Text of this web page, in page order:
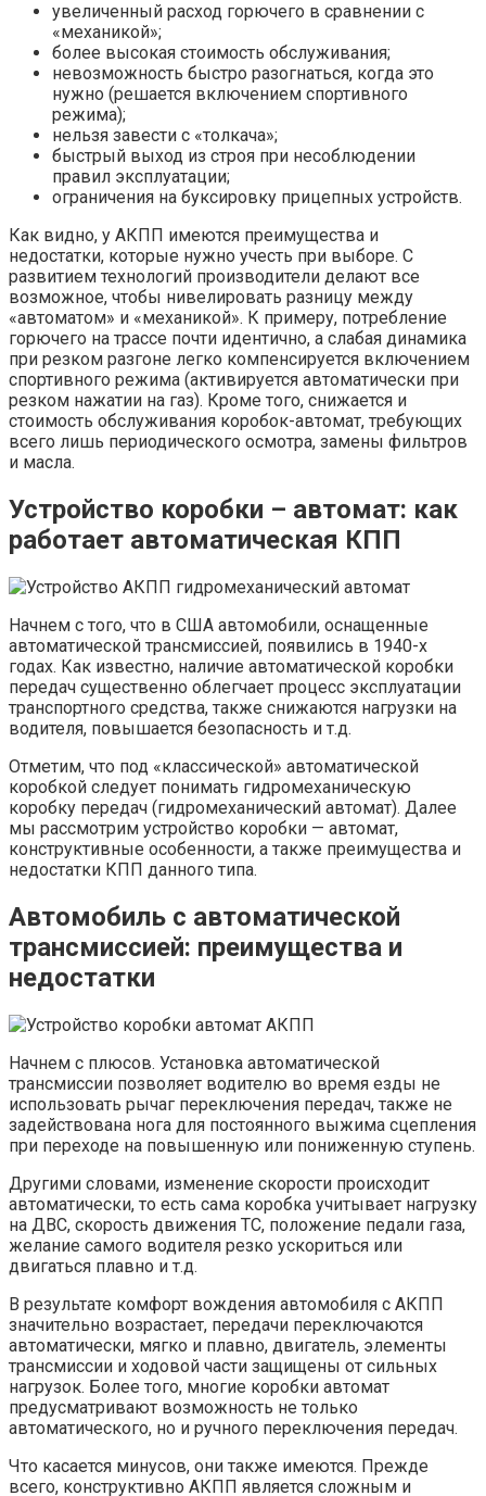
увеличенный расход горючего в сравнении с
«механикой»;
более высокая стоимость обслуживания;
невозможность быстро разогнаться, когда это
нужно (решается включением спортивного
режима);
нельзя завести с «толкача»;
быстрый выход из строя при несоблюдении
правил эксплуатации;
ограничения на буксировку прицепных устройств.
Как видно, у АКПП имеются преимущества и
недостатки, которые нужно учесть при выборе. С
развитием технологий производители делают все
возможное, чтобы нивелировать разницу между
«автоматом» и «механикой». К примеру, потребление
горючего на трассе почти идентично, а слабая динамика
при резком разгоне легко компенсируется включением
спортивного режима (активируется автоматически при
резком нажатии на газ). Кроме того, снижается и
стоимость обслуживания коробок-автомат, требующих
всего лишь периодического осмотра, замены фильтров
и масла.
Устройство коробки – автомат: как
работает автоматическая КПП
Начнем с того, что в США автомобили, оснащенные
автоматической трансмиссией, появились в 1940-х
годах. Как известно, наличие автоматической коробки
передач существенно облегчает процесс эксплуатации
транспортного средства, также снижаются нагрузки на
водителя, повышается безопасность и т.д.
Отметим, что под «классической» автоматической
коробкой следует понимать гидромеханическую
коробку передач (гидромеханический автомат). Далее
мы рассмотрим устройство коробки — автомат,
конструктивные особенности, а также преимущества и
недостатки КПП данного типа.
Автомобиль с автоматической
трансмиссией: преимущества и
недостатки
Начнем с плюсов. Установка автоматической
трансмиссии позволяет водителю во время езды не
использовать рычаг переключения передач, также не
задействована нога для постоянного выжима сцепления
при переходе на повышенную или пониженную ступень.
Другими словами, изменение скорости происходит
автоматически, то есть сама коробка учитывает нагрузку
на ДВС, скорость движения ТС, положение педали газа,
желание самого водителя резко ускориться или
двигаться плавно и т.д.
В результате комфорт вождения автомобиля с АКПП
значительно возрастает, передачи переключаются
автоматически, мягко и плавно, двигатель, элементы
трансмиссии и ходовой части защищены от сильных
нагрузок. Более того, многие коробки автомат
предусматривают возможность не только
автоматического, но и ручного переключения передач.
Что касается минусов, они также имеются. Прежде
всего, конструктивно АКПП является сложным и